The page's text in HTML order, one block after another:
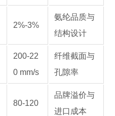
2%-3%
氨纶品质与
结构设计
200-22
0 mm/s
纤维截面与
孔隙率
80-120
品牌溢价与
进口成本